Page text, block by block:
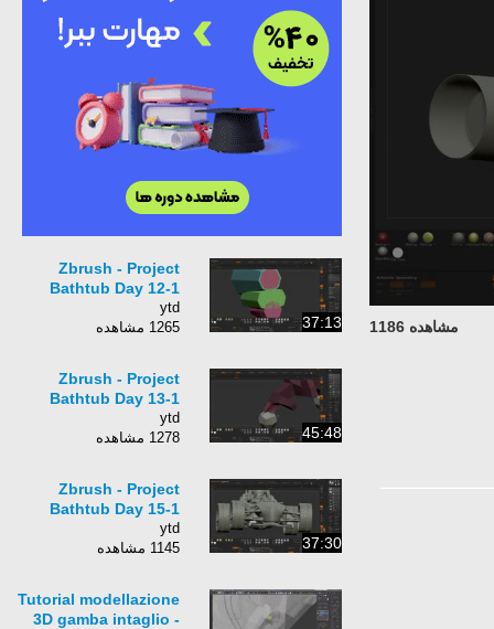
مشاهده 1186 37:13
Zbrush - Project
Bathtub Day 12-1
ytd
1265 مشاهده
45:48
Zbrush - Project
Bathtub Day 13-1
ytd
1278 مشاهده
37:30
Zbrush - Project
Bathtub Day 15-1
ytd
1145 مشاهده
Tutorial modellazione
3D gamba intaglio -